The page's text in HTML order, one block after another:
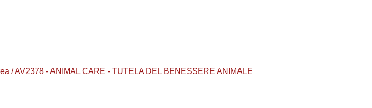
/ AV2378 - ANIMAL CARE - TUTELA DEL BENESSERE ANIMALE